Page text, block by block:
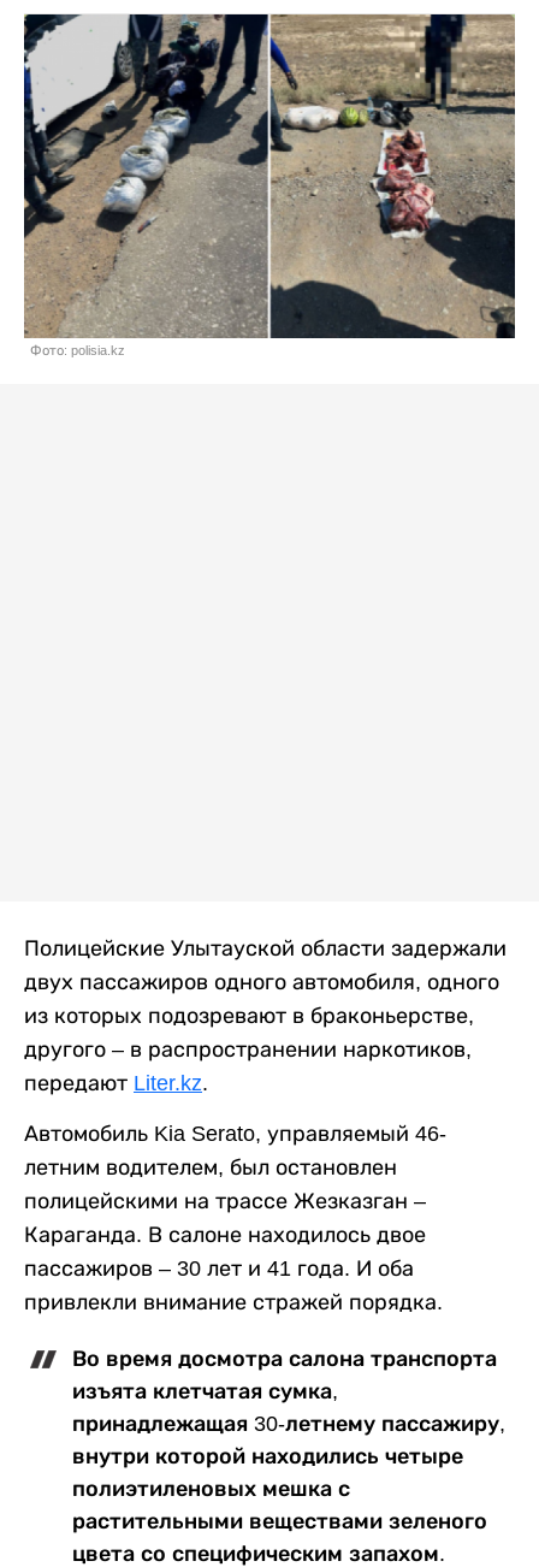
Фото: polisia.kz
Полицейские Улытауской области задержали
двух пассажиров одного автомобиля, одного
из которых подозревают в браконьерстве,
другого – в распространении наркотиков,
передают Liter.kz.
Автомобиль Kia Serato, управляемый 46-
летним водителем, был остановлен
полицейскими на трассе Жезказган –
Караганда. В салоне находилось двое
пассажиров – 30 лет и 41 года. И оба
привлекли внимание стражей порядка.
Во время досмотра салона транспорта
изъята клетчатая сумка,
принадлежащая 30-летнему пассажиру,
внутри которой находились четыре
полиэтиленовых мешка с
растительными веществами зеленого
цвета со специфическим запахом.